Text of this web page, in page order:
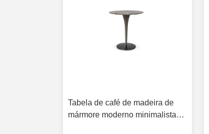
Tabela de café de madeira de
mármore moderno minimalista